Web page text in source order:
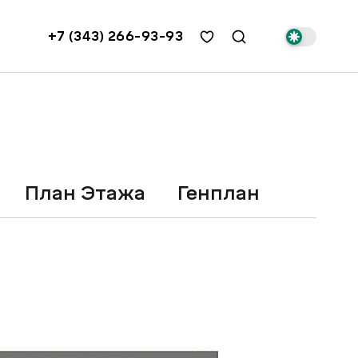
+7 (343) 266-93-93
План Этажа Генплан